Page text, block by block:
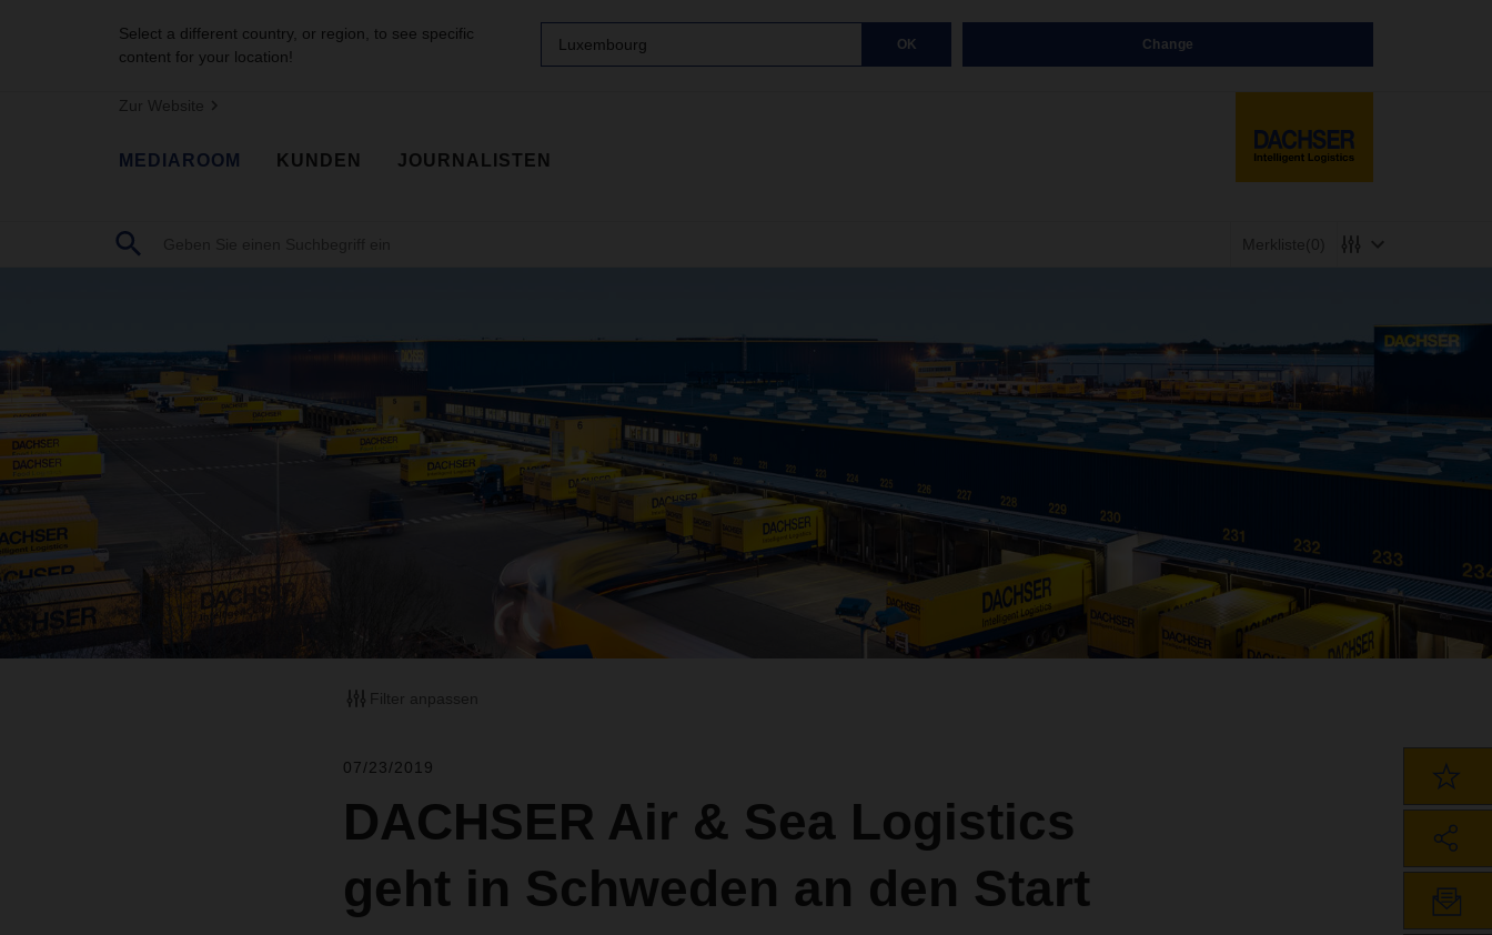
Select a different country, or region, to see specific
content for your location!
Luxembourg OK Change
Zur Website
MEDIAROOM KUNDEN JOURNALISTEN
Merkliste(0)
Filter anpassen
07/23/2019
DACHSER Air & Sea Logistics
geht in Schweden an den Start